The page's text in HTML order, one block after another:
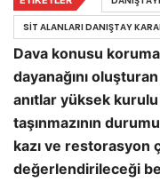
Dava konusu
dayanağını
anıtlar yüksek kurulu
taşınmazının
kazı ve restorasyon
değerlendirileceği
SIT ALANLARI DANIŞTAY